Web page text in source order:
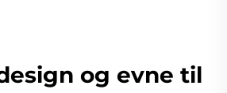
og evne til